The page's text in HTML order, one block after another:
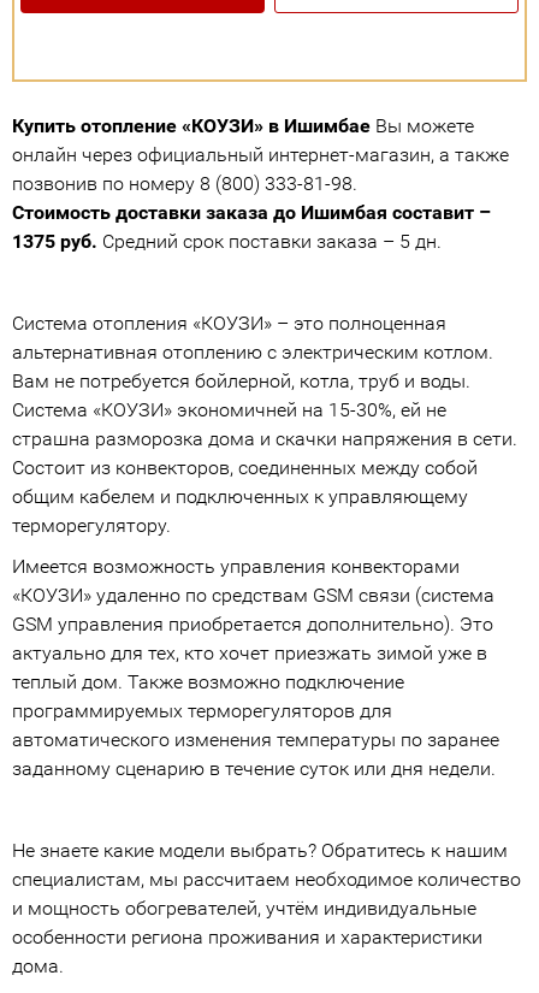
Купить отопление «КОУЗИ» в Ишимбае Вы можете
онлайн через официальный интернет-магазин, а также
позвонив по номеру 8 (800) 333-81-98.
Стоимость доставки заказа до Ишимбая составит –
1375 руб. Средний срок поставки заказа – 5 дн.
Система отопления «КОУЗИ» – это полноценная
альтернативная отоплению с электрическим котлом.
Вам не потребуется бойлерной, котла, труб и воды.
Система «КОУЗИ» экономичней на 15-30%, ей не
страшна разморозка дома и скачки напряжения в сети.
Состоит из конвекторов, соединенных между собой
общим кабелем и подключенных к управляющему
терморегулятору.
Имеется возможность управления конвекторами
«КОУЗИ» удаленно по средствам GSM связи (система
GSM управления приобретается дополнительно). Это
актуально для тех, кто хочет приезжать зимой уже в
теплый дом. Также возможно подключение
программируемых терморегуляторов для
автоматического изменения температуры по заранее
заданному сценарию в течение суток или дня недели.
Не знаете какие модели выбрать? Обратитесь к нашим
специалистам, мы рассчитаем необходимое количество
и мощность обогревателей, учтём индивидуальные
особенности региона проживания и характеристики
дома.